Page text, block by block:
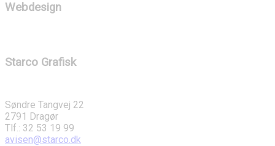
Webdesign
Starco Grafisk
Søndre Tangvej 22
2791 Dragør
Tlf.: 32 53 19 99
avisen@starco.dk